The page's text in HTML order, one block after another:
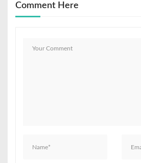
Comment Here